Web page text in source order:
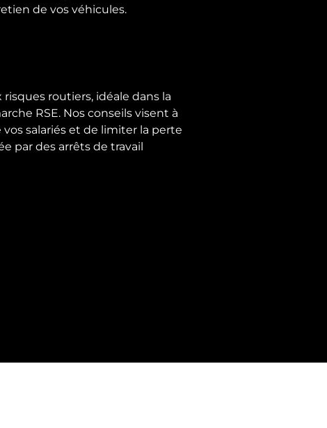
de vos véhicules.
routiers, idéale dans la
RSE. Nos conseils visent à
salariés et de limiter la perte
par des arrêts de travail